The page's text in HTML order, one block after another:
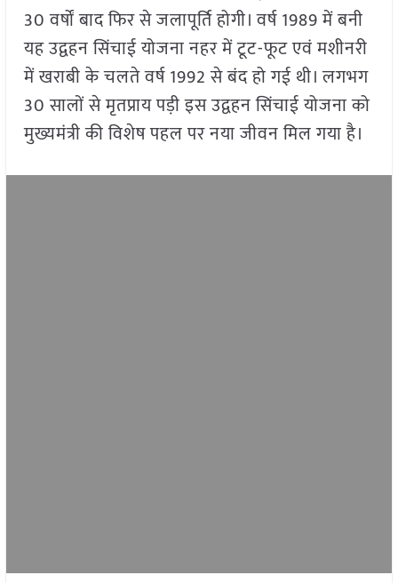
30वर्षों बाद फिर से जलापूर्ति होगी। वर्ष1989में बनी
यह उद्वहन सिंचाई योजना नहर में टूट-फूट एवं मशीनरी
में खराबी के चलते वर्ष1992से बंद हो गई थी। लगभग
30सालों से मृतप्राय पड़ी इस उद्वहन सिंचाई योजना को
मुख्यमंत्री की विशेष पहल पर नया जीवन मिल गया है।